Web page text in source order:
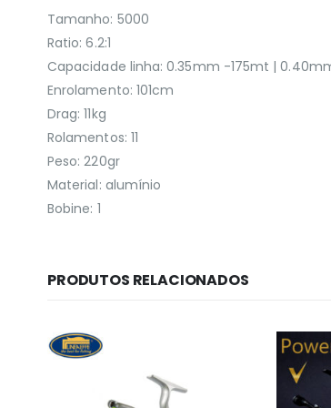
Tamanho: 5000
Ratio: 6.2:1
Capacidade linha: 0.35mm -175mt |
Enrolamento: 101cm
Drag: 11kg
Rolamentos: 11
Peso: 220gr
Material: alumínio
Bobine: 1
PRODUTOS RELACIONADOS